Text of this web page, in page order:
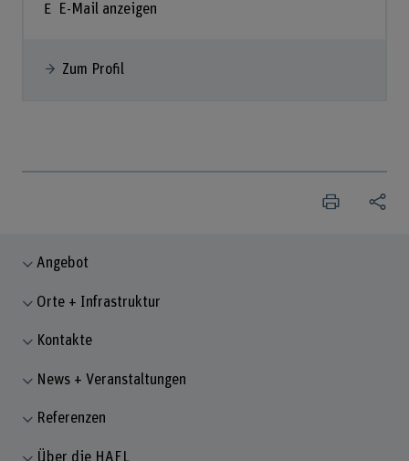
E-Mail anzeigen
Zum Profil
Angebot
Orte + Infrastruktur
Kontakte
News + Veranstaltungen
Referenzen
Über die HAFL